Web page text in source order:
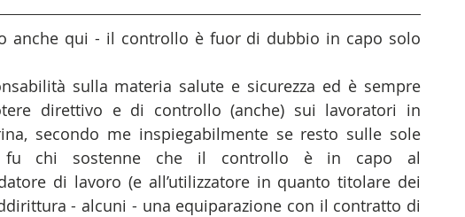
anche qui - il controllo è fuor di dubbio in capo solo
sulla materia salute e sicurezza ed è sempre
direttivo e di controllo (anche) sui lavoratori in
secondo me inspiegabilmente se resto sulle sole
fu chi sostenne che il controllo è in capo al
di lavoro (e all’utilizzatore in quanto titolare dei
- alcuni - una equiparazione con il contratto di